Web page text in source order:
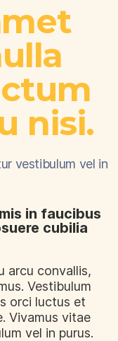
nisi.
vestibulum vel in
in faucibus
cubilia
arcu convallis,
Vestibulum
orci luctus et
Vivamus vitae
vel in purus.